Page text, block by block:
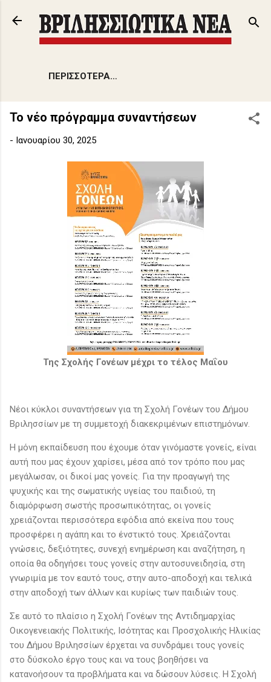
Μετάβαση στο κύριο περιεχόμενο
ΠΕΡΙΣΣΌΤΕΡΑ…
Το νέο πρόγραμμα συναντήσεων
- Ιανουαρίου 30, 2025
Της Σχολής Γονέων μέχρι το τέλος Μαΐου
Νέοι κύκλοι συναντήσεων για τη Σχολή Γονέων του Δήμου
Βριλησσίων με τη συμμετοχή διακεκριμένων επιστημόνων.
Η μόνη εκπαίδευση που έχουμε όταν γινόμαστε γονείς, είναι
αυτή που μας έχουν χαρίσει, μέσα από τον τρόπο που μας
μεγάλωσαν, οι δικοί μας γονείς. Για την προαγωγή της
ψυχικής και της σωματικής υγείας του παιδιού, τη
διαμόρφωση σωστής προσωπικότητας, οι γονείς
χρειάζονται περισσότερα εφόδια από εκείνα που τους
προσφέρει η αγάπη και το ένστικτό τους. Χρειάζονται
γνώσεις, δεξιότητες, συνεχή ενημέρωση και αναζήτηση, η
οποία θα οδηγήσει τους γονείς στην αυτοσυνειδησία, στη
γνωριμία με τον εαυτό τους, στην αυτο-αποδοχή και τελικά
στην αποδοχή των άλλων και κυρίως των παιδιών τους.
Σε αυτό το πλαίσιο η Σχολή Γονέων της Αντιδημαρχίας
Οικογενειακής Πολιτικής, Ισότητας και Προσχολικής Ηλικίας
του Δήμου Βριλησσίων έρχεται να συνδράμει τους γονείς
στο δύσκολο έργο τους και να τους βοηθήσει να
κατανοήσουν τα προβλήματα και να δώσουν λύσεις. Η Σχολή